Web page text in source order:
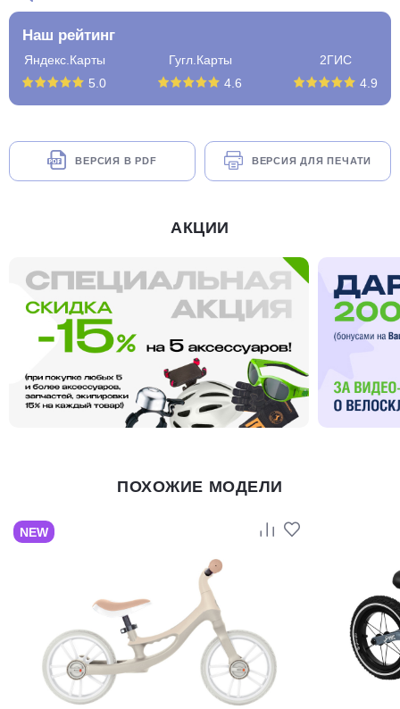
Наш рейтинг
Яндекс.Карты
5.0
Гугл.Карты
4.6
2ГИС
4.9
ВЕРСИЯ В PDF ВЕРСИЯ ДЛЯ ПЕЧАТИ
АКЦИИ
ПОХОЖИЕ МОДЕЛИ
NEW